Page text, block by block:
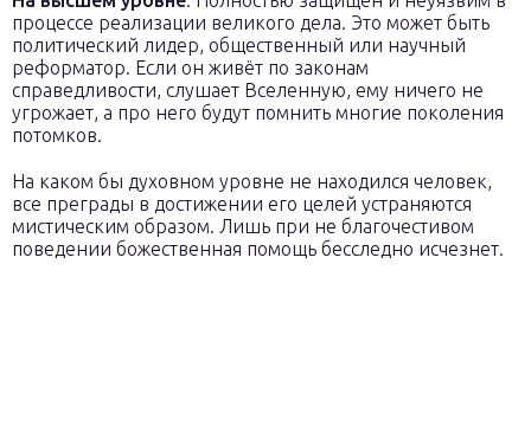
процессе реализации великого дела. Это может быть
политический лидер, общественный или научный
реформатор. Если он живёт по законам
справедливости, слушает Вселенную, ему ничего не
угрожает, а про него будут помнить многие поколения
потомков.
На каком бы духовном уровне не находился человек,
все преграды в достижении его целей устраняются
мистическим образом. Лишь при не благочестивом
поведении божественная помощь бесследно исчезнет.